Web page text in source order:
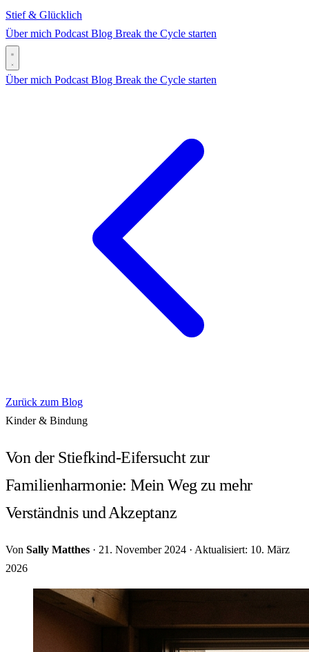
Stief & Glücklich
Über mich Podcast Blog Break the Cycle starten
Über mich Podcast Blog Break the Cycle starten
Zurück zum Blog
Kinder & Bindung
Von der Stiefkind-Eifersucht zur
Familienharmonie: Mein Weg zu mehr
Verständnis und Akzeptanz
Von Sally Matthes · 21. November 2024 · Aktualisiert: 10. März
2026